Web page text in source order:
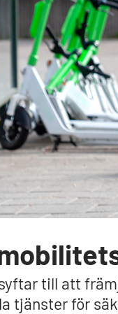
till att
tjänster för